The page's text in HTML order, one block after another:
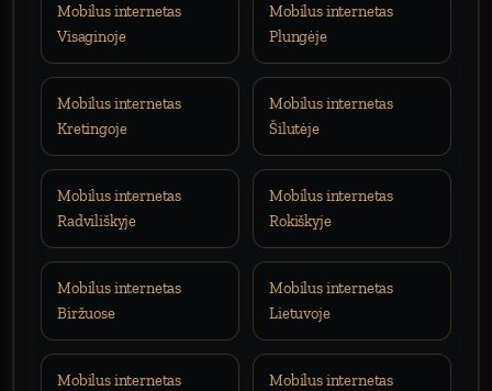
Mobilus internetas
Visaginoje
Mobilus internetas
Plungėje
Mobilus internetas
Kretingoje
Mobilus internetas
Šilutėje
Mobilus internetas
Radviliškyje
Mobilus internetas
Rokiškyje
Mobilus internetas
Biržuose
Mobilus internetas
Lietuvoje
Mobilus internetas
Mobilus internetas